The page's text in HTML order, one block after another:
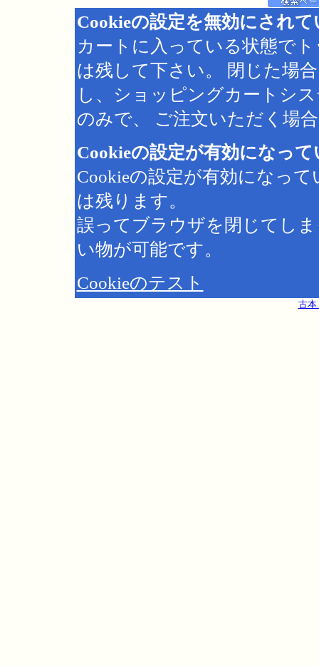
Cookieの設定を無効にされ
カートに入っている状態で
は残して下さい。 閉じた場
し、ショッピングカートシ
のみで、 ご注文いただく場
Cookieの設定が有効になっ
Cookieの設定が有効になっ
は残ります。
誤ってブラウザを閉じてし
い物が可能です。
Cookieのテスト
古本